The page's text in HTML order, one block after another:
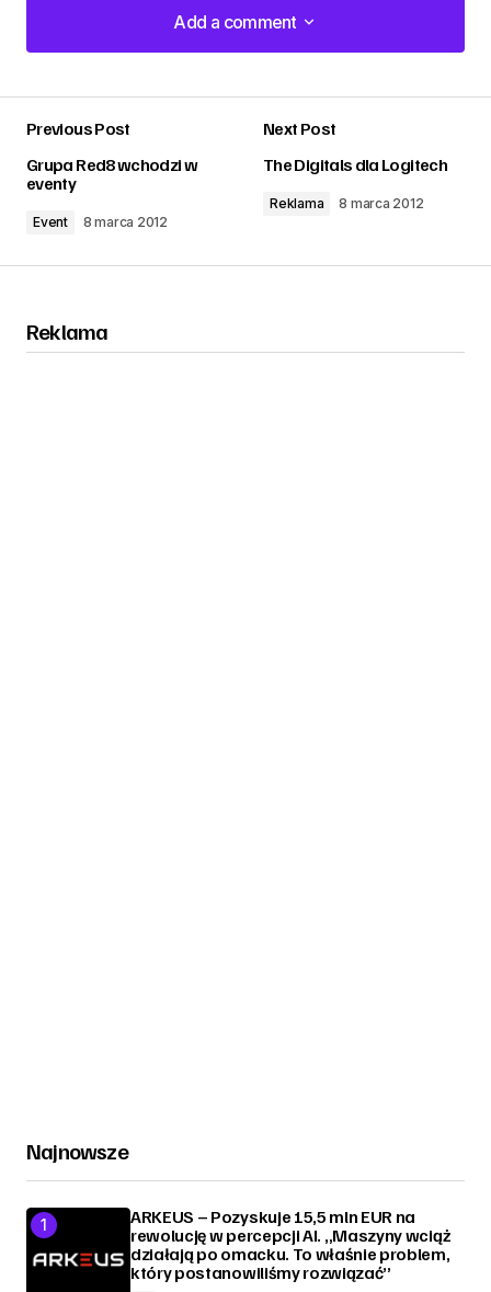
Add a comment
Add a comment
Previous Post
Grupa Red8 wchodzi w
eventy
Event 8 marca 2012
Next Post
The Digitals dla Logitech
Reklama 8 marca 2012
Reklama
Najnowsze
ARKEUS – Pozyskuje 15,5 mln EUR na
rewolucję w percepcji AI. „Maszyny wciąż
działają po omacku. To właśnie problem,
który postanowiliśmy rozwiązać”